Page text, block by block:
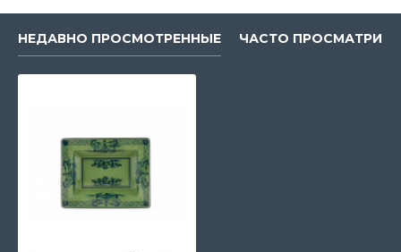
НЕДАВНО ПРОСМОТРЕННЫЕ ЧАСТО